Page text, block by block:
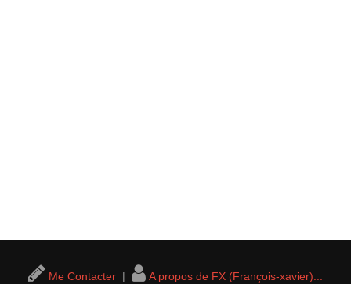
Me Contacter | A propos de FX (François-xavier)...